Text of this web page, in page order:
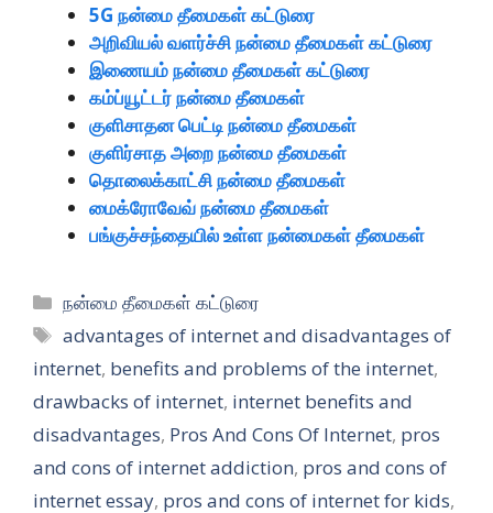
5G நன்மை தீமைகள் கட்டுரை
அறிவியல் வளர்ச்சி நன்மை தீமைகள் கட்டுரை
இணையம் நன்மை தீமைகள் கட்டுரை
கம்ப்யூட்டர் நன்மை தீமைகள்
குளிசாதன பெட்டி நன்மை தீமைகள்
குளிர்சாத அறை நன்மை தீமைகள்
தொலைக்காட்சி நன்மை தீமைகள்
மைக்ரோவேவ் நன்மை தீமைகள்
பங்குச்சந்தையில் உள்ள நன்மைகள் தீமைகள்
Categories
நன்மை தீமைகள் கட்டுரை
Tags
advantages of internet and disadvantages of
internet, benefits and problems of the internet,
drawbacks of internet, internet benefits and
disadvantages, Pros And Cons Of Internet, pros
and cons of internet addiction, pros and cons of
internet essay, pros and cons of internet for kids,